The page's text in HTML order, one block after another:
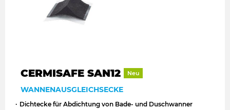
CERMISAFE SAN12 Neu
WANNENAUSGLEICHSECKE
Dichtecke für Abdichtung von Bade- und Duschwanner